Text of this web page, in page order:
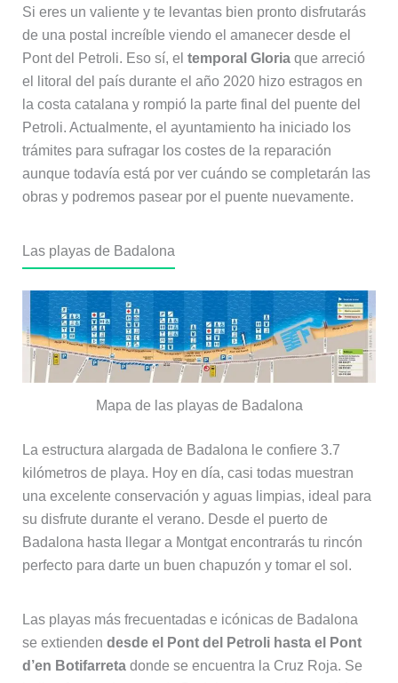
Si eres un valiente y te levantas bien pronto disfrutarás
de una postal increíble viendo el amanecer desde el
Pont del Petroli. Eso sí, el temporal Gloria que arreció
el litoral del país durante el año 2020 hizo estragos en
la costa catalana y rompió la parte final del puente del
Petroli. Actualmente, el ayuntamiento ha iniciado los
trámites para sufragar los costes de la reparación
aunque todavía está por ver cuándo se completarán las
obras y podremos pasear por el puente nuevamente.
Las playas de Badalona
Mapa de las playas de Badalona
La estructura alargada de Badalona le confiere 3.7
kilómetros de playa. Hoy en día, casi todas muestran
una excelente conservación y aguas limpias, ideal para
su disfrute durante el verano. Desde el puerto de
Badalona hasta llegar a Montgat encontrarás tu rincón
perfecto para darte un buen chapuzón y tomar el sol.
Las playas más frecuentadas e icónicas de Badalona
se extienden desde el Pont del Petroli hasta el Pont
d’en Botifarretadonde se encuentra la Cruz Roja. Se